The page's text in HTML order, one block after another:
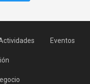
Eventos